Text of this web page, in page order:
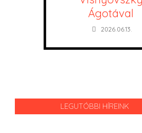
Ágotával
2026.06.13.
LEGUTÓBBI HÍREINK